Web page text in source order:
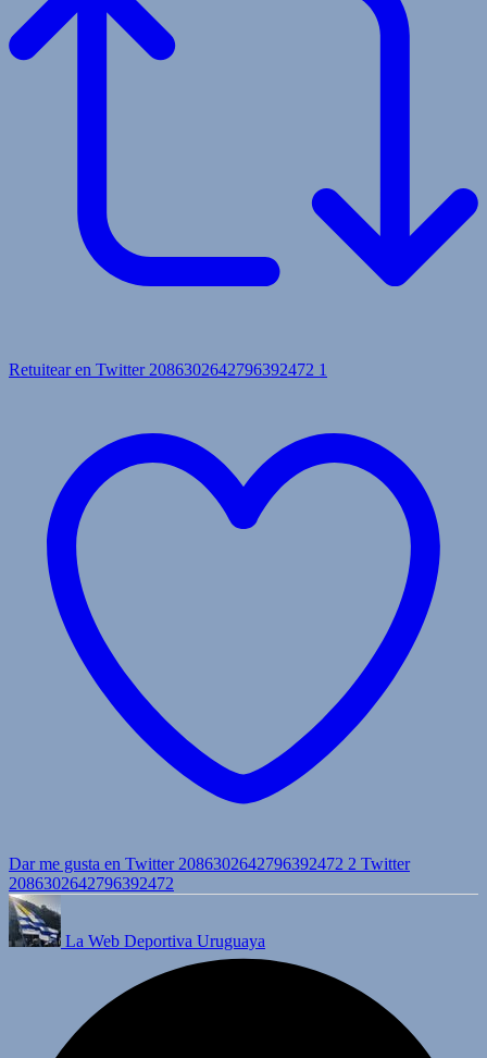
Retuitear en Twitter 2086302642796392472 1
Dar me gusta en Twitter 2086302642796392472 2 Twitter
2086302642796392472
La Web Deportiva Uruguaya